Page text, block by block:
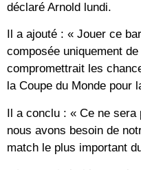
déclaré Arnold lundi.
Il a ajouté : « Jouer ce
composée uniquement
compromettrait les
la Coupe du Monde pour
Il a conclu : « Ce ne sera
nous avons besoin de
match le plus important